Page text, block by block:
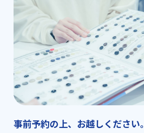
事前予約の上、お越しください。